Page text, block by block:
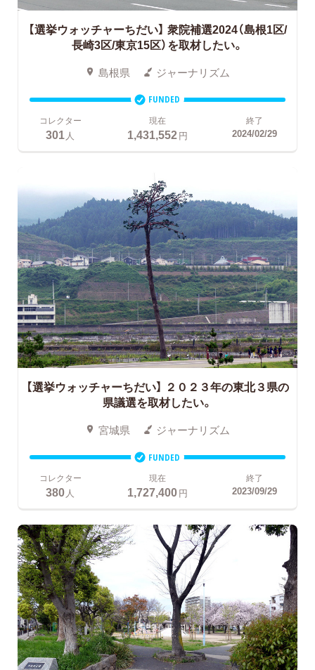
【選挙ウォッチャーちだい】 衆院補選2024（島根1区/
長崎3区/東京15区）を取材したい。
島根県 ジャーナリズム
FUNDED
コレクター
301 人
現在
1,431,552円
終了
2024/02/29
【選挙ウォッチャーちだい】 ２０２３年の東北３県の
県議選を取材したい。
宮城県 ジャーナリズム
FUNDED
コレクター
380人
現在
1,727,400円
終了
2023/09/29